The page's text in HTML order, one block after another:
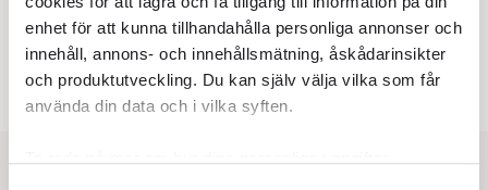
enhet för att kunna tillhandahålla personliga annonser och
innehåll, annons- och innehållsmätning, åskådarinsikter
och produktutveckling. Du kan själv välja vilka som får
använda din data och i vilka syften.
Av: Bengt Jangfeldt
STICKET
6.Christoffer Jonsson:Inte nu igen, Vänsterpartiet!